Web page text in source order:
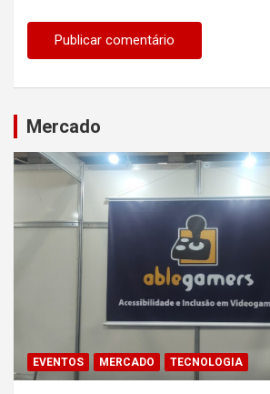
Mercado
EVENTOS MERCADO TECNOLOGIA